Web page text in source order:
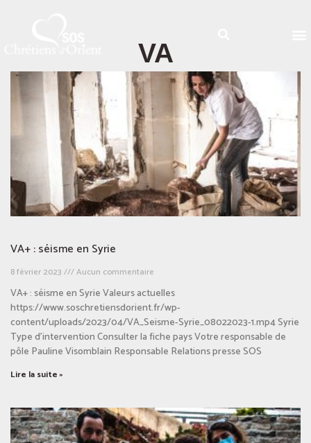
VA
VA+ : séisme en Syrie
8 février 2023 Aucun commentaire
VA+ : séisme en Syrie Valeurs actuelles
https://www.soschretiensdorient.fr/wp-
content/uploads/2023/04/VA_Seisme-Syrie_08022023-1.mp4 Syrie
Type d’intervention Consulter la fiche pays Votre responsable de
pôle Pauline Visomblain Responsable Relations presse SOS
Lire la suite »